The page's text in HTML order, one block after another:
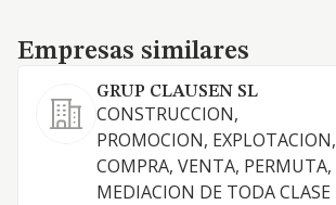
Empresas similares
Empresas similares
GRUP CLAUSEN SL
CONSTRUCCION,
PROMOCION, EXPLOTACION,
COMPRA, VENTA, PERMUTA,
MEDIACION DE TODA CLASE